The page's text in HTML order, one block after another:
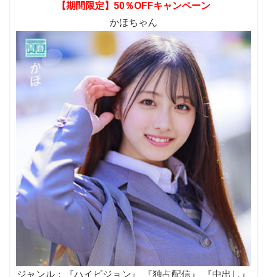
【期間限定】50％OFFキャンペーン
かほちゃん
ジャンル：『ハイビジョン』 『独占配信』 『中出し』